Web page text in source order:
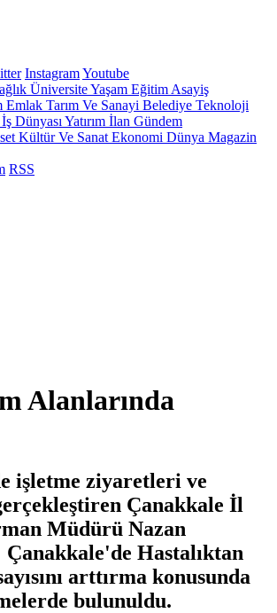
InstagramYoutube
ÜniversiteYaşam Eğitim Asayiş
Emlak Tarım Ve Sanayi Belediye Teknoloji
İş Dünyası Yatırım İlan Gündem
Kültür Ve Sanat Ekonomi Dünya Magazin
RSS
Alanlarında
işletme ziyaretleri ve
Çanakkale İl
Müdürü Nazan
Hastalıktan
arttırma konusunda
bulunuldu.